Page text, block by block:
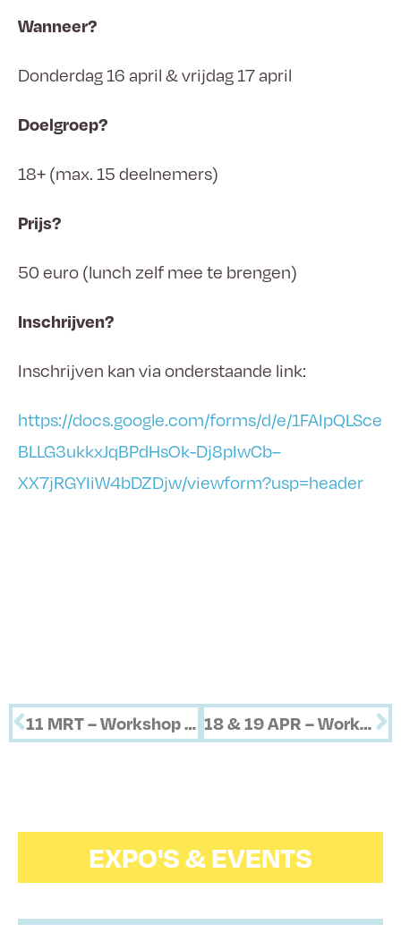
Wanneer?
Donderdag 16 april & vrijdag 17 april
Doelgroep?
18+ (max. 15 deelnemers)
Prijs?
50 euro (lunch zelf mee te brengen)
Inschrijven?
Inschrijven kan via onderstaande link:
https://docs.google.com/forms/d/e/1FAIpQLSce
BLLG3ukkxJqBPdHsOk-Dj8pIwCb–
XX7jRGYIiW4bDZDjw/viewform?usp=header
11 MRT – Workshop Gelli Printing 18 & 19 APR – Workshop volwassenen: Droge naald + gomtechniek
EXPO'S & EVENTS